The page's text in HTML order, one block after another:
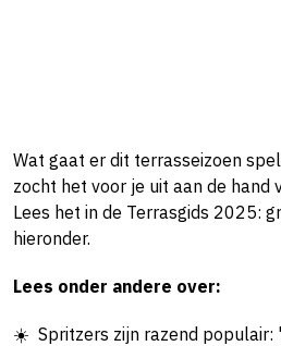
Wat gaat er dit terrasseizoen
zocht het voor je uit aan de hand
Lees het in de Terrasgids 2025:
hieronder.
Lees onder andere over:
☀️ Spritzers zijn razend populair: